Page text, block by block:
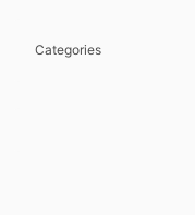
Categories